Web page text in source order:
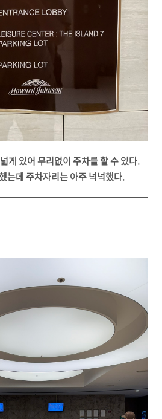
게 있어 무리없이 주차를 할 수 있다.
는데 주차자리는 아주 넉넉했다.